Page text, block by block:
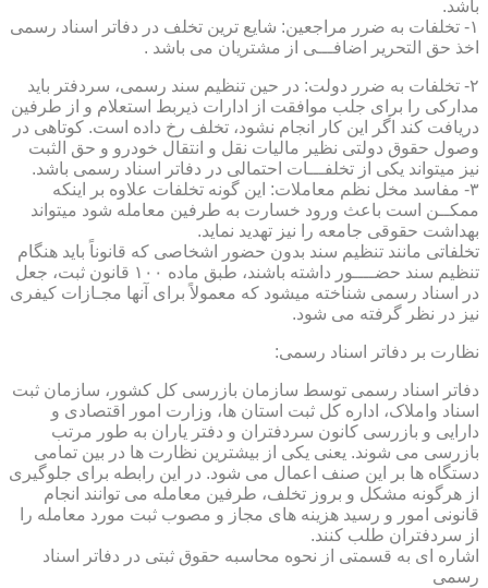
باشد.
۱- تخلفات به ضرر مراجعین: شایع ترین تخلف در دفاتر اسناد رسمی
اخذ حق التحریر اضافـــی از مشتریان می باشد .
۲- تخلفات به ضرر دولت: در حین تنظیم سند رسمی، سردفتر باید
مدارکی را برای جلب موافقت از ادارات ذیربط استعلام و از طرفین
دریافت کند اگر این کار انجام نشود، تخلف رخ داده است. کوتاهی در
وصول حقوق دولتی نظیر مالیات نقل و انتقال خودرو و حق الثبت
نیز میتواند یکی از تخلفـــات احتمالی در دفاتر اسناد رسمی باشد.
۳- مفاسد مخل نظم معاملات: این گونه تخلفات علاوه بر اینکه
ممکــن است باعث ورود خسارت به طرفین معامله شود میتواند
بهداشت حقوقی جامعه را نیز تهدید نماید.
تخلفاتی مانند تنظیم سند بدون حضور اشخاصی که قانوناً باید هنگام
تنظیم سند حضــــور داشته باشند، طبق ماده ۱۰۰ قانون ثبت، جعل
در اسناد رسمی شناخته میشود که معمولاً برای آنها مجـازات کیفری
نیز در نظر گرفته می شود.
نظارت بر دفاتر اسناد رسمی:
دفاتر اسناد رسمی توسط سازمان بازرسی کل کشور، سازمان ثبت
اسناد واملاک، اداره کل ثبت استان ها، وزارت امور اقتصادی و
دارایی و بازرسی کانون سردفتران و دفتر یاران به طور مرتب
بازرسی می شوند. یعنی یکی از بیشترین نظارت ها در بین تمامی
دستگاه ها بر این صنف اعمال می شود. در این رابطه برای جلوگیری
از هرگونه مشکل و بروز تخلف، طرفین معامله می توانند انجام
قانونی امور و رسید هزینه های مجاز و مصوب ثبت مورد معامله را
از سردفتران طلب کنند.
اشاره ای به قسمتی از نحوه محاسبه حقوق ثبتی در دفاتر اسناد
رسمی